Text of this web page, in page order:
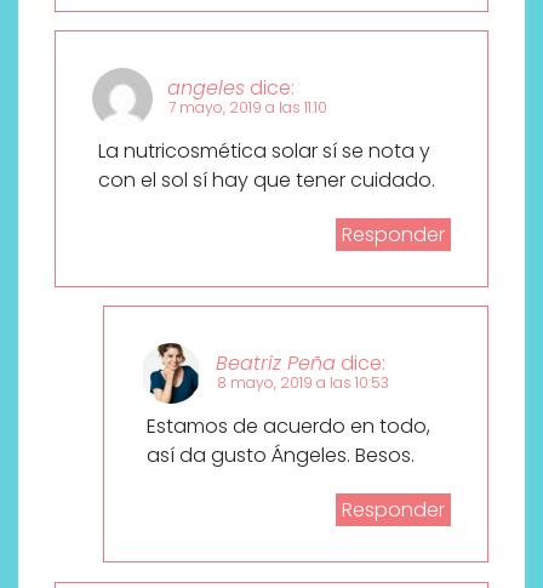
angeles dice:
7 mayo, 2019 a las 11:10
La nutricosmética solar sí se nota y
con el sol sí hay que tener cuidado.
Responder
Beatriz Peña dice:
8 mayo, 2019 a las 10:53
Estamos de acuerdo en todo,
así da gusto Ángeles. Besos.
Responder